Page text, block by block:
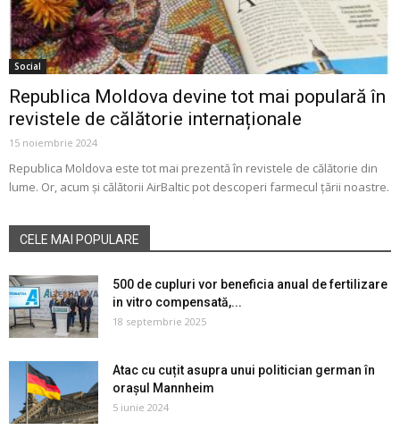
Social
Republica Moldova devine tot mai populară în
revistele de călătorie internaționale
15 noiembrie 2024
Republica Moldova este tot mai prezentă în revistele de călătorie din
lume. Or, acum și călătorii AirBaltic pot descoperi farmecul ţării noastre.
CELE MAI POPULARE
500 de cupluri vor beneficia anual de fertilizare
in vitro compensată,...
18 septembrie 2025
Atac cu cuțit asupra unui politician german în
orașul Mannheim
5 iunie 2024